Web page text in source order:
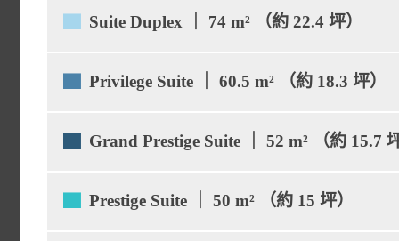
間數： 1 | 面積： 室
Suite Duplex ｜ 74 m² （約 22.4 坪）
間數： 4 | 面積： 室
Privilege Suite ｜ 60.5 m² （約 18.3 坪）
面積： 室內 48 m² +
Grand Prestige Suite ｜ 52 m² （約 15.7
面積： 室內 42 m² +
Prestige Suite ｜ 50 m² （約 15 坪）